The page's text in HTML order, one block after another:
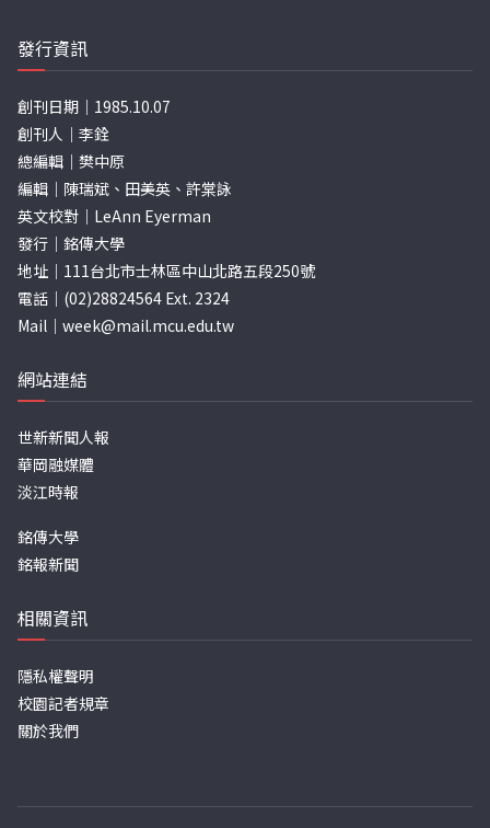
發行資訊
創刊日期｜1985.10.07
創刊人｜李銓
總編輯｜樊中原
編輯｜陳瑞斌、田美英、許棠詠
英文校對｜LeAnn Eyerman
發行｜銘傳大學
地址｜111台北市士林區中山北路五段250號
電話｜(02)28824564 Ext. 2324
Mail｜ week@mail.mcu.edu.tw
網站連結
世新新聞人報
華岡融媒體
淡江時報
銘傳大學
銘報新聞
相關資訊
隱私權聲明
校園記者規章
關於我們